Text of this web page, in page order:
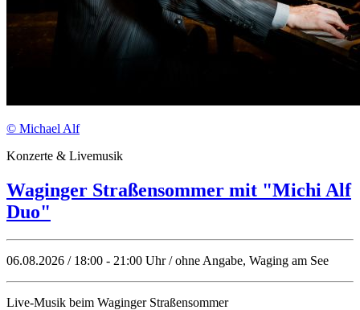
© Michael Alf
Konzerte & Livemusik
Waginger Straßensommer mit "Michi Alf
Duo"
06.08.2026 / 18:00 - 21:00 Uhr / ohne Angabe, Waging am See
Live-Musik beim Waginger Straßensommer